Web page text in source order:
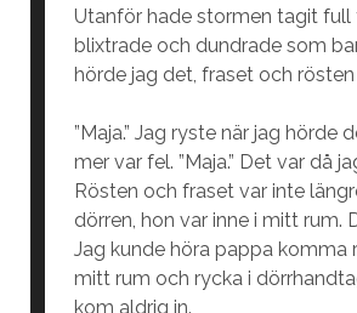
Utanför hade stormen tagit full
blixtrade och dundrade som
hörde jag det, fraset och
”Maja.” Jag ryste när jag hörde
mer var fel. ”Maja.” Det var då
Rösten och fraset var inte
dörren, hon var inne i mitt rum.
Jag kunde höra pappa komma
mitt rum och rycka i
kom aldrig in.